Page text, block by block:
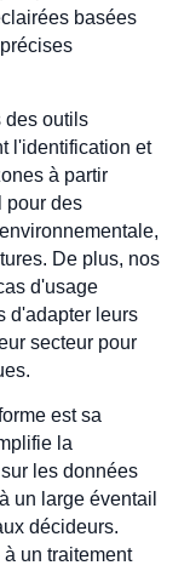
basées
des outils
l'identification et
à partir
pour des
De plus, nos
d'usage
d'adapter leurs
secteur pour
est sa
la
les données
un large éventail
décideurs.
un traitement